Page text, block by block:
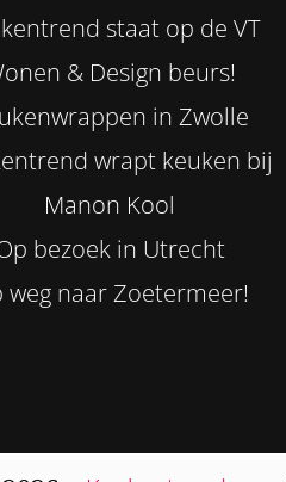
staat op de VT
& Design beurs!
in Zwolle
wrapt keuken bij
Manon Kool
bezoek in Utrecht
weg naar Zoetermeer!